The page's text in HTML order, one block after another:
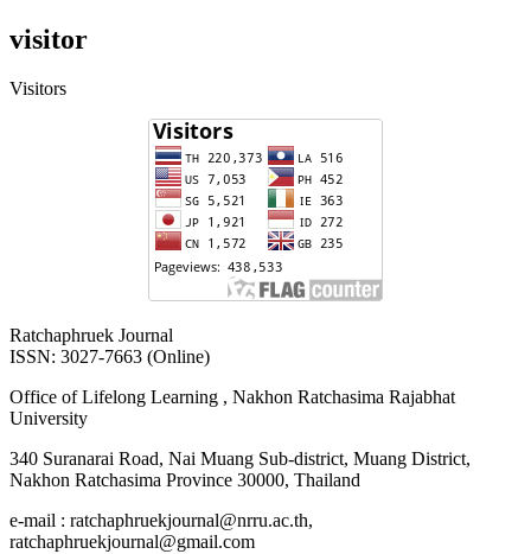
visitor
Visitors
Ratchaphruek Journal
ISSN: 3027-7663 (Online)
Office of Lifelong Learning , Nakhon Ratchasima Rajabhat
University
340 Suranarai Road, Nai Muang Sub-district, Muang District,
Nakhon Ratchasima Province 30000, Thailand
e-mail : ratchaphruekjournal@nrru.ac.th,
ratchaphruekjournal@gmail.com